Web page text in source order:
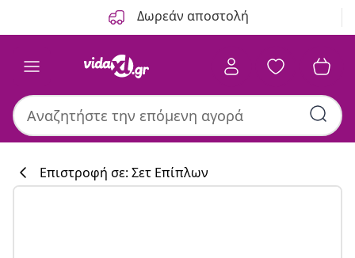
Δωρεάν αποστολή
Επιστροφή σε: Σετ Επίπλων